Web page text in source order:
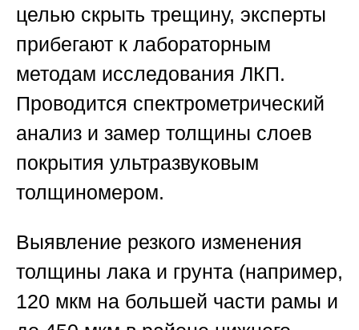
целью скрыть трещину, эксперты
прибегают к лабораторным
методам исследования ЛКП.
Проводится спектрометрический
анализ и замер толщины слоев
покрытия ультразвуковым
толщиномером.
Выявление резкого изменения
толщины лака и грунта (например,
120 мкм на большей части рамы и